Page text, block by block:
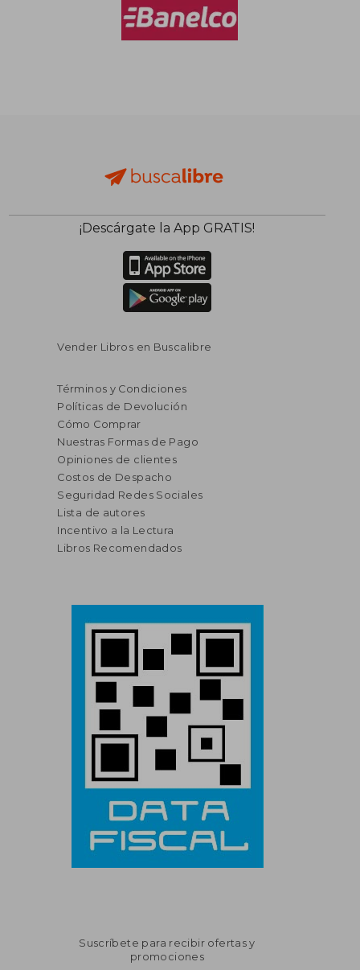
¡Descárgate la App GRATIS!
Vender Libros en Buscalibre
Términos y Condiciones
Políticas de Devolución
Cómo Comprar
Nuestras Formas de Pago
Opiniones de clientes
Costos de Despacho
Seguridad Redes Sociales
Lista de autores
Incentivo a la Lectura
Libros Recomendados
Suscríbete para recibir ofertas y
promociones